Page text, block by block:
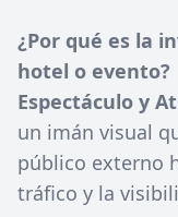
¿Por qué es la
hotel o evento?
Espectáculo y
un imán visual
público externo
tráfico y la